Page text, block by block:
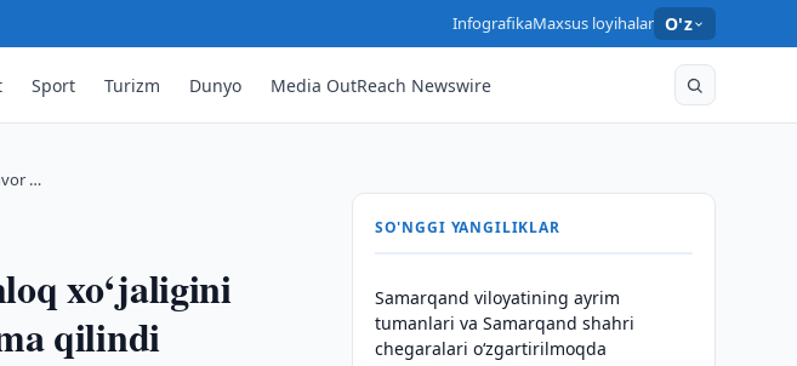
InfografikaMaxsus loyihalar O'z
Sport Turizm Dunyo Media OutReach Newswire
…
xo‘jaligini
qilindi
SO'NGGI YANGILIKLAR
Samarqand viloyatining ayrim
tumanlari va Samarqand shahri
chegaralari oʻzgartirilmoqda